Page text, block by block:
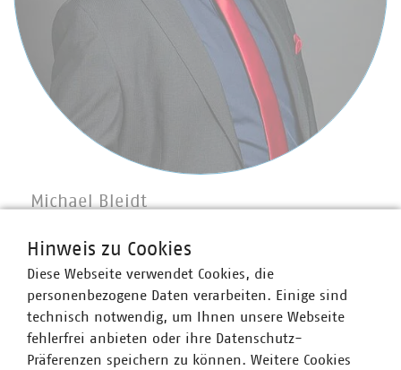
Michael Bleidt
+49 6131 28644-473
bleidt(at)vku(dot)de
Hinweis zu Cookies
Diese Webseite verwendet Cookies, die
personenbezogene Daten verarbeiten. Einige sind
technisch notwendig, um Ihnen unsere Webseite
fehlerfrei anbieten oder ihre Datenschutz-
Präferenzen speichern zu können. Weitere Cookies